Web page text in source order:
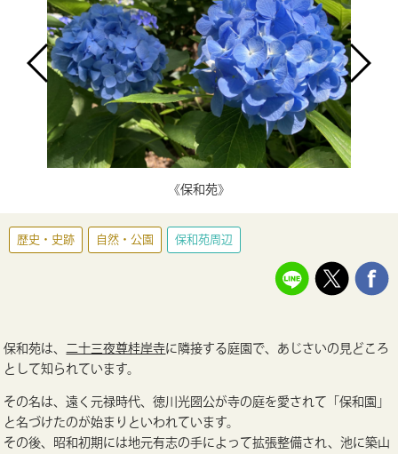
《保和苑》
歴史・史跡 自然・公園 保和苑周辺
保和苑は、二十三夜尊桂岸寺に隣接する庭園で、あじさいの見どころ
として知られています。
その名は、遠く元禄時代、徳川光圀公が寺の庭を愛されて「保和園」
と名づけたのが始まりといわれています。
その後、昭和初期には地元有志の手によって拡張整備され、池に築山